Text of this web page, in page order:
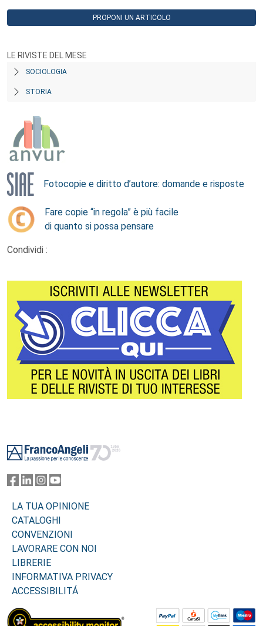
PROPONI UN ARTICOLO
LE RIVISTE DEL MESE
SOCIOLOGIA
STORIA
Fotocopie e diritto d’autore: domande e risposte
Fare copie “in regola” è più facile
di quanto si possa pensare
Condividi :
LA TUA OPINIONE
CATALOGHI
CONVENZIONI
LAVORARE CON NOI
LIBRERIE
INFORMATIVA PRIVACY
ACCESSIBILITÁ